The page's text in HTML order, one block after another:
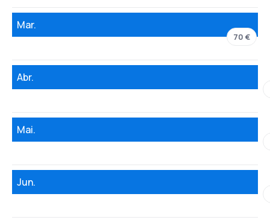
Mar.
70 €
Abr.
Mai.
Jun.